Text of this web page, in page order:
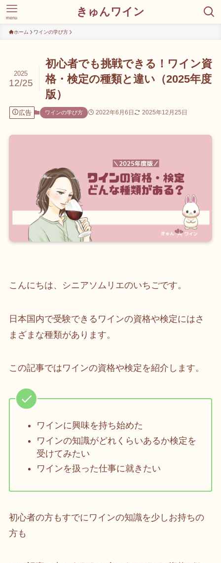
きゅんワイン
menu
ホーム ワインの学び方
初心者でも挑戦できる！ワイン資
格・検定の種類と違い（2025年度
版）
2025
12/25
広告 ワインの学び方 2022年6月6日 2025年12月25日
こんにちは、シニアソムリエのいちごです。
日本国内で受験できるワインの資格や検定にはさ
まざまな種類があります。
この記事ではワインの資格や検定を紹介します。
ワインに興味を持ち始めた
ワインの知識がどれくらいあるか検定を
受けてみたい
ワインを扱った仕事に就きたい
初心者の方もすでにワインの知識を少しお持ちの
方も